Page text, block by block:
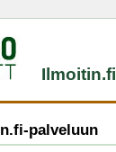
Ilmoitin.fi
palveluun